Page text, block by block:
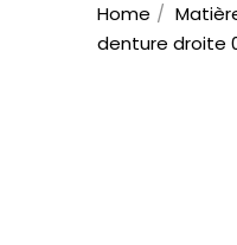
Home
denture droite